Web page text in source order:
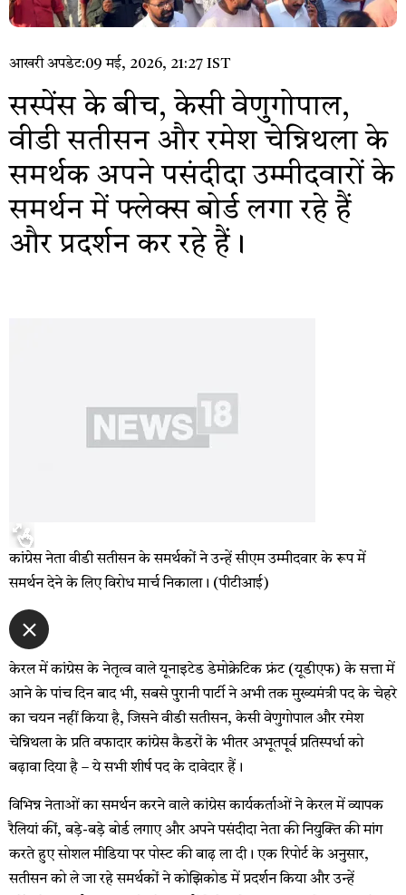
आखरी अपडेट:09 मई, 2026, 21:27 IST
सस्पेंस के बीच, केसी वेणुगोपाल,
वीडी सतीसन और रमेश चेन्निथला के
समर्थक अपने पसंदीदा उम्मीदवारों के
समर्थन में फ्लेक्स बोर्ड लगा रहे हैं
और प्रदर्शन कर रहे हैं।
कांग्रेस नेता वीडी सतीसन के समर्थकों ने उन्हें सीएम उम्मीदवार के रूप में
समर्थन देने के लिए विरोध मार्च निकाला। (पीटीआई)
केरल में कांग्रेस के नेतृत्व वाले यूनाइटेड डेमोक्रेटिक फ्रंट (यूडीएफ) के सत्ता में
आने के पांच दिन बाद भी, सबसे पुरानी पार्टी ने अभी तक मुख्यमंत्री पद के चेहरे
का चयन नहीं किया है, जिसने वीडी सतीसन, केसी वेणुगोपाल और रमेश
चेन्निथला के प्रति वफादार कांग्रेस कैडरों के भीतर अभूतपूर्व प्रतिस्पर्धा को
बढ़ावा दिया है – ये सभी शीर्ष पद के दावेदार हैं।
विभिन्न नेताओं का समर्थन करने वाले कांग्रेस कार्यकर्ताओं ने केरल में व्यापक
रैलियां कीं, बड़े-बड़े बोर्ड लगाए और अपने पसंदीदा नेता की नियुक्ति की मांग
करते हुए सोशल मीडिया पर पोस्ट की बाढ़ ला दी। एक रिपोर्ट के अनुसार,
सतीसन को ले जा रहे समर्थकों ने कोझिकोड में प्रदर्शन किया और उन्हें